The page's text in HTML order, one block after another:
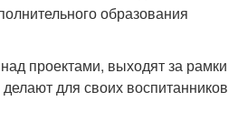
образования
проектами, выходят за рамки
для своих воспитанников